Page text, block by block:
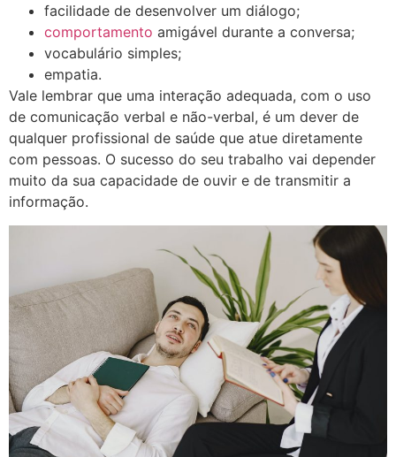
facilidade de desenvolver um diálogo;
comportamento amigável durante a conversa;
vocabulário simples;
empatia.
Vale lembrar que uma interação adequada, com o uso
de comunicação verbal e não-verbal, é um dever de
qualquer profissional de saúde que atue diretamente
com pessoas. O sucesso do seu trabalho vai depender
muito da sua capacidade de ouvir e de transmitir a
informação.